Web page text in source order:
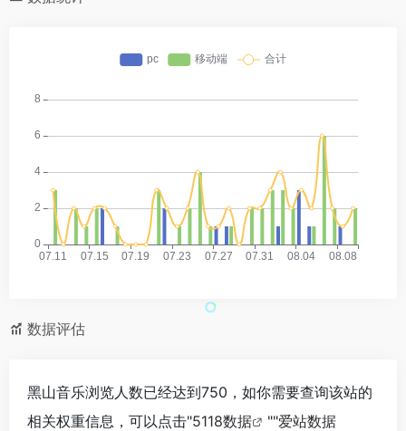
数据评估
黑山音乐浏览人数已经达到750，如你需要查询该站的
相关权重信息，可以点击"5118数据 ""爱站数据